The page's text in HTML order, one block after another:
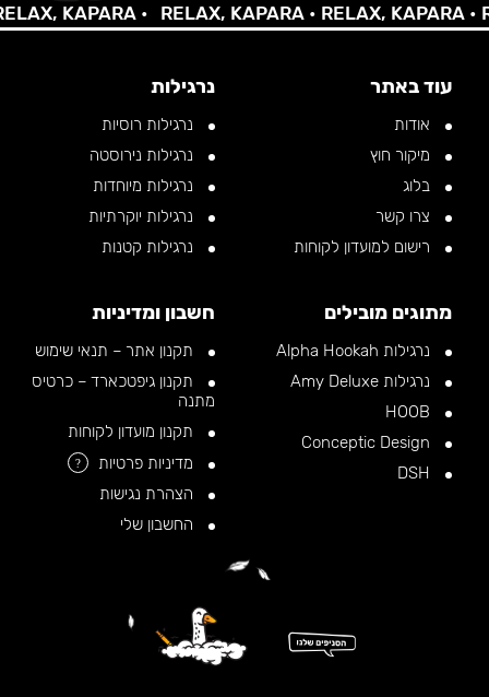
KAPARA • RELAX, KAPARA •RELAX, KAPARA •
עוד באתר
אודות
מיקור חוץ
בלוג
צרו קשר
רישום למועדון לקוחות
נרגילות
נרגילות רוסיות
נרגילות נירוסטה
נרגילות מיוחדות
נרגילות יוקרתיות
נרגילות קטנות
מתוגים מובילים
נרגילות Alpha Hookah
נרגילות Amy Deluxe
חשבון ומדיניות
תקנון אתר – תנאי שימוש
תקנון גיפטכארד – כרטיס
מתנה
תקנון מועדון לקוחות
מדיניות פרטיות
?
הצהרת נגישות
החשבון שלי